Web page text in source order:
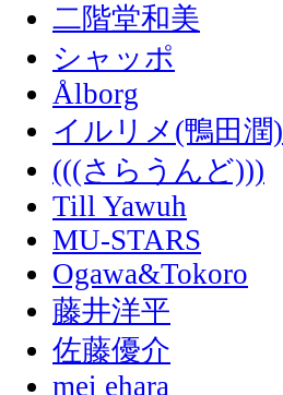
二階堂和美
シャッポ
Ålborg
イルリメ(鴨田潤)
(((さらうんど)))
Till Yawuh
MU-STARS
Ogawa&Tokoro
藤井洋平
佐藤優介
mei ehara